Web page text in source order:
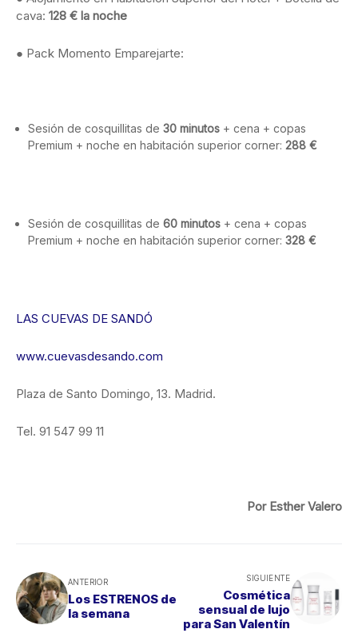
cava: 128 € la noche
● Pack Momento Emparejarte:
Sesión de cosquillitas de 30 minutos + cena + copas
Premium + noche en habitación superior corner: 288 €
Sesión de cosquillitas de 60 minutos + cena + copas
Premium + noche en habitación superior corner: 328 €
LAS CUEVAS DE SANDÓ
www.cuevasdesando.com
Plaza de Santo Domingo, 13. Madrid.
Tel. 91 547 99 11
Por Esther Valero
ANTERIOR
Los ESTRENOS de
la semana
SIGUIENTE
Cosmética
sensual de lujo
para San Valentín